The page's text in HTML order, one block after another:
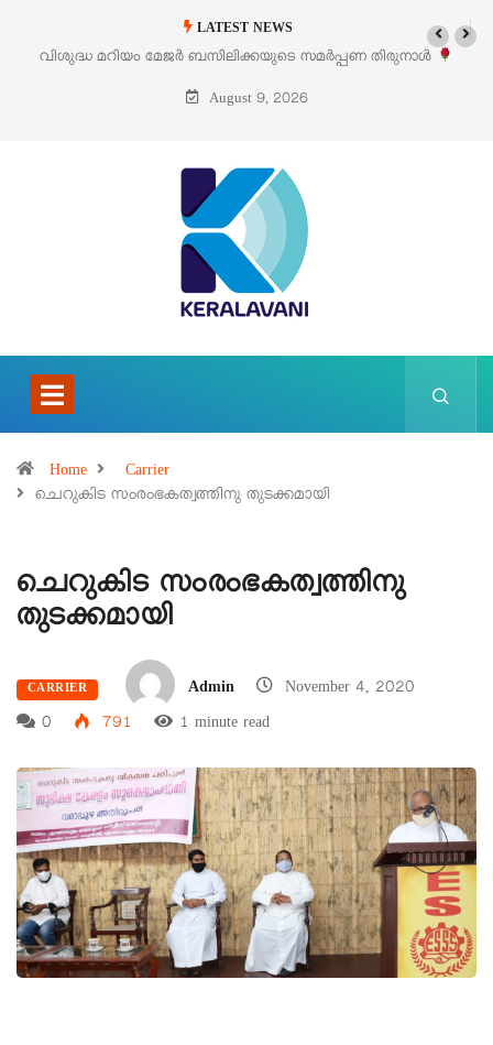
LATEST NEWS
വിശുദ്ധ മറിയം മേജർ ബസിലിക്കയുടെ സമർപ്പണ തിരുനാൾ
ഓഗസ്റ്റ് 5 –
August 9, 2026
Home
Carrier
ചെറുകിട സംരംഭകത്വത്തിനു തുടക്കമായി
ചെറുകിട സംരംഭകത്വത്തിനു
തുടക്കമായി
CARRIER Admin
November 4, 2020
0
791 1 minute read